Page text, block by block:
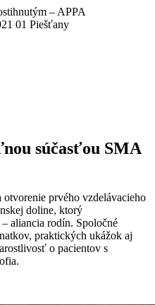
– APPA
01 Piešťany
súčasťou SMA
otvorenie prvého vzdelávacieho
doline, ktorý
aliancia rodín. Spoločné
praktických ukážok aj
o pacientov s